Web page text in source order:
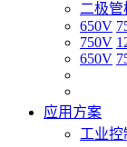
二极管
650V
750V
650V
应用方案
工业控